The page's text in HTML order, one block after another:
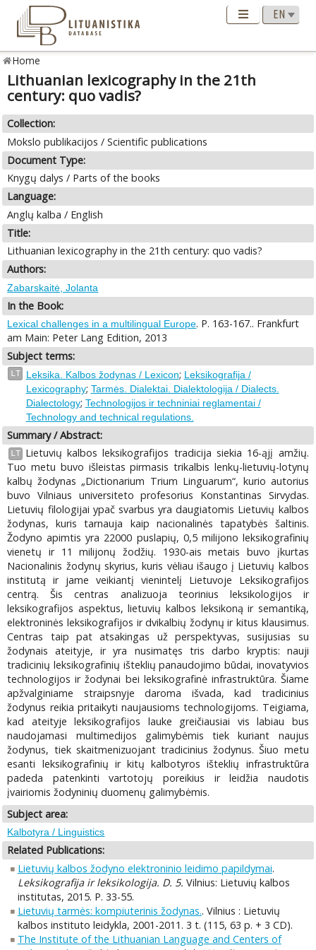
Home
Lithuanian lexicography in the 21th
century: quo vadis?
Collection:
Mokslo publikacijos / Scientific publications
Document Type:
Knygų dalys / Parts of the books
Language:
Anglų kalba / English
Title:
Lithuanian lexicography in the 21th century: quo vadis?
Authors:
Zabarskaitė, Jolanta
In the Book:
Lexical challenges in a multilingual Europe. P. 163-167.. Frankfurt
am Main: Peter Lang Edition, 2013
Subject terms:
LT Leksika. Kalbos žodynas / Lexicon; Leksikografija /
Lexicography; Tarmės. Dialektai. Dialektologija / Dialects.
Dialectology; Technologijos ir techniniai reglamentai /
Technology and technical regulations.
Summary / Abstract:
LT
Lietuvių kalbos leksikografijos tradicija siekia 16-ąjį amžių.
Tuo metu buvo išleistas pirmasis trikalbis lenkų-lietuvių-lotynų
kalbų žodynas „Dictionarium Trium Linguarum“, kurio autorius
buvo Vilniaus universiteto profesorius Konstantinas Sirvydas.
Lietuvių filologijai ypač svarbus yra daugiatomis Lietuvių kalbos
žodynas, kuris tarnauja kaip nacionalinės tapatybės šaltinis.
Žodyno apimtis yra 22000 puslapių, 0,5 milijono leksikografinių
vienetų ir 11 milijonų žodžių. 1930-ais metais buvo įkurtas
Nacionalinis žodynų skyrius, kuris vėliau išaugo į Lietuvių kalbos
institutą ir jame veikiantį vienintelį Lietuvoje Leksikografijos
centrą. Šis centras analizuoja teorinius leksikologijos ir
leksikografijos aspektus, lietuvių kalbos leksikoną ir semantiką,
elektroninės leksikografijos ir dvikalbių žodynų ir kitus klausimus.
Centras taip pat atsakingas už perspektyvas, susijusias su
žodynais ateityje, ir yra nusimatęs tris darbo kryptis: nauji
tradicinių leksikografinių išteklių panaudojimo būdai, inovatyvios
technologijos ir žodynai bei leksikografinė infrastruktūra. Šiame
apžvalginiame straipsnyje daroma išvada, kad tradicinius
žodynus reikia pritaikyti naujausioms technologijoms. Teigiama,
kad ateityje leksikografijos lauke greičiausiai vis labiau bus
naudojamasi multimedijos galimybėmis tiek kuriant naujus
žodynus, tiek skaitmenizuojant tradicinius žodynus. Šiuo metu
esanti leksikografinių ir kitų kalbotyros išteklių infrastruktūra
padeda patenkinti vartotojų poreikius ir leidžia naudotis
įvairiomis žodyninių duomenų galimybėmis.
Subject area:
Kalbotyra / Linguistics
Related Publications:
Lietuvių kalbos žodyno elektroninio leidimo papildymai.
Leksikografija ir leksikologija. D. 5. Vilnius: Lietuvių kalbos
institutas, 2015. P. 33-55.
Lietuvių tarmės: kompiuterinis žodynas.. Vilnius : Lietuvių
kalbos instituto leidykla, 2001-2011. 3 t. (115, 63 p. + 3 CD).
The Institute of the Lithuanian Language and Centers of